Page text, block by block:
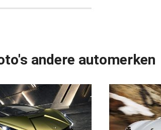
andere automerken